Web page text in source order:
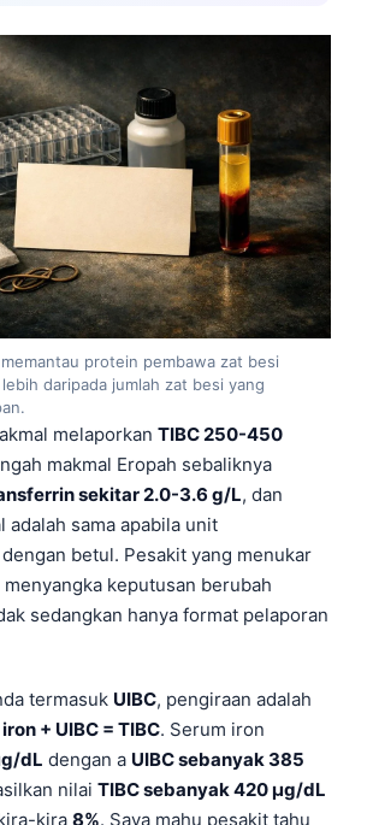
memantau protein pembawa zat besi
daripada jumlah zat besi yang
melaporkan TIBC 250-450
makmal Eropah sebaliknya
sekitar 2.0-3.6 g/L, dan
adalah sama apabila unit
betul. Pesakit yang menukar
keputusan berubah
sedangkan hanya format pelaporan
termasuk UIBC, pengiraan adalah
+ UIBC = TIBC. Serum iron
dL dengan a UIBC sebanyak 385
nilai TIBC sebanyak 420 µg/dL
kira 8%. Saya mahu pesakit tahu